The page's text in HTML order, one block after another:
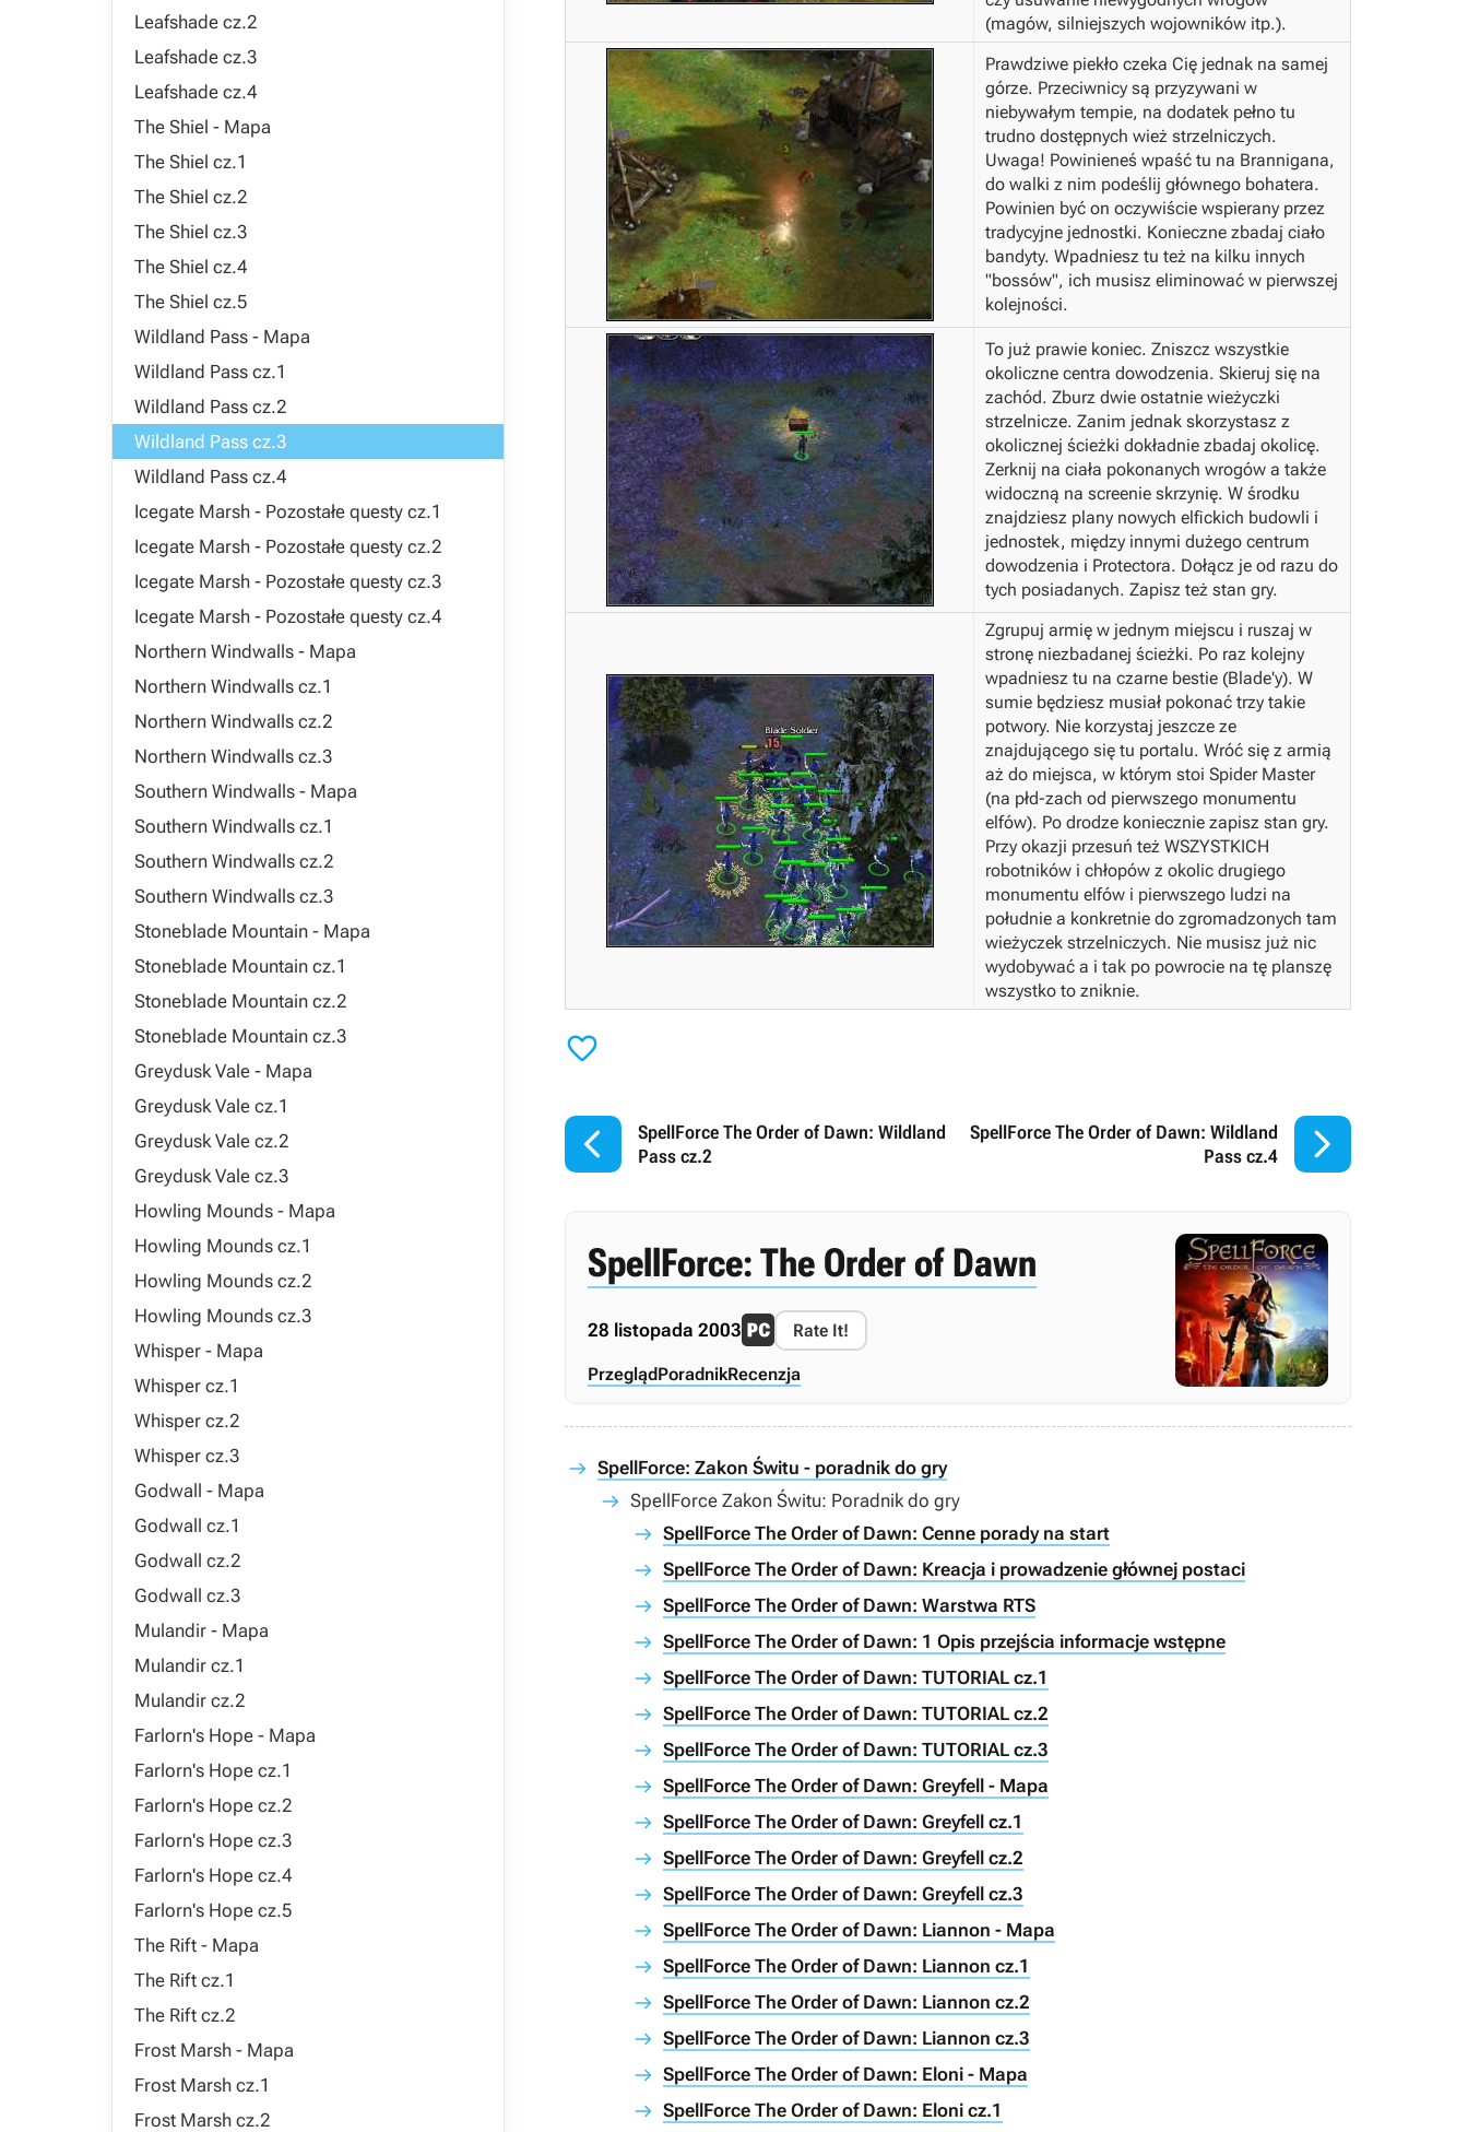
Leafshade cz.2
Leafshade cz.3
Leafshade cz.4
The Shiel - Mapa
The Shiel cz.1
The Shiel cz.2
The Shiel cz.3
The Shiel cz.4
The Shiel cz.5
Wildland Pass - Mapa
Wildland Pass cz.1
Wildland Pass cz.2
Wildland Pass cz.3
Wildland Pass cz.4
Icegate Marsh - Pozostałe questy cz.1
Icegate Marsh - Pozostałe questy cz.2
Icegate Marsh - Pozostałe questy cz.3
Icegate Marsh - Pozostałe questy cz.4
Northern Windwalls - Mapa
Northern Windwalls cz.1
Northern Windwalls cz.2
Northern Windwalls cz.3
Southern Windwalls - Mapa
Southern Windwalls cz.1
Southern Windwalls cz.2
Southern Windwalls cz.3
Stoneblade Mountain - Mapa
Stoneblade Mountain cz.1
Stoneblade Mountain cz.2
Stoneblade Mountain cz.3
Greydusk Vale - Mapa
Greydusk Vale cz.1
Greydusk Vale cz.2
Greydusk Vale cz.3
Howling Mounds - Mapa
Howling Mounds cz.1
Howling Mounds cz.2
Howling Mounds cz.3
Whisper - Mapa
Whisper cz.1
Whisper cz.2
Whisper cz.3
Godwall - Mapa
Godwall cz.1
Godwall cz.2
Godwall cz.3
Mulandir - Mapa
Mulandir cz.1
Mulandir cz.2
Farlorn's Hope - Mapa
Farlorn's Hope cz.1
Farlorn's Hope cz.2
Farlorn's Hope cz.3
Farlorn's Hope cz.4
Farlorn's Hope cz.5
The Rift - Mapa
The Rift cz.1
The Rift cz.2
Frost Marsh - Mapa
Frost Marsh cz.1
Frost Marsh cz.2
(magów, silniejszych wojowników itp.).
Prawdziwe piekło czeka Cię jednak na samej
górze. Przeciwnicy są przyzywani w
niebywałym tempie, na dodatek pełno tu
trudno dostępnych wież strzelniczych.
Uwaga! Powinieneś wpaść tu na Brannigana,
do walki z nim podeślij głównego bohatera.
Powinien być on oczywiście wspierany przez
tradycyjne jednostki. Konieczne zbadaj ciało
bandyty. Wpadniesz tu też na kilku innych
"bossów", ich musisz eliminować w pierwszej
kolejności.
To już prawie koniec. Zniszcz wszystkie
okoliczne centra dowodzenia. Skieruj się na
zachód. Zburz dwie ostatnie wieżyczki
strzelnicze. Zanim jednak skorzystasz z
okolicznej ścieżki dokładnie zbadaj okolicę.
Zerknij na ciała pokonanych wrogów a także
widoczną na screenie skrzynię. W środku
znajdziesz plany nowych elfickich budowli i
jednostek, między innymi dużego centrum
dowodzenia i Protectora. Dołącz je od razu do
tych posiadanych. Zapisz też stan gry.
Zgrupuj armię w jednym miejscu i ruszaj w
stronę niezbadanej ścieżki. Po raz kolejny
wpadniesz tu na czarne bestie (Blade'y). W
sumie będziesz musiał pokonać trzy takie
potwory. Nie korzystaj jeszcze ze
znajdującego się tu portalu. Wróć się z armią
aż do miejsca, w którym stoi Spider Master
(na płd-zach od pierwszego monumentu
elfów). Po drodze koniecznie zapisz stan gry.
Przy okazji przesuń też WSZYSTKICH
robotników i chłopów z okolic drugiego
monumentu elfów i pierwszego ludzi na
południe a konkretnie do zgromadzonych tam
wieżyczek strzelniczych. Nie musisz już nic
wydobywać a i tak po powrocie na tę planszę
wszystko to zniknie.


SpellForce The Order of Dawn: Wildland
Pass cz.2
SpellForce The Order of Dawn: Wildland
Pass cz.4

SpellForce: The Order of Dawn
28 listopada 2003 Rate It!
PrzeglądPoradnikRecenzja
SpellForce: Zakon Świtu - poradnik do gry
SpellForce Zakon Świtu: Poradnik do gry
SpellForce The Order of Dawn: Cenne porady na start
SpellForce The Order of Dawn: Kreacja i prowadzenie głównej postaci
SpellForce The Order of Dawn: Warstwa RTS
SpellForce The Order of Dawn: 1 Opis przejścia informacje wstępne
SpellForce The Order of Dawn: TUTORIAL cz.1
SpellForce The Order of Dawn: TUTORIAL cz.2
SpellForce The Order of Dawn: TUTORIAL cz.3
SpellForce The Order of Dawn: Greyfell - Mapa
SpellForce The Order of Dawn: Greyfell cz.1
SpellForce The Order of Dawn: Greyfell cz.2
SpellForce The Order of Dawn: Greyfell cz.3
SpellForce The Order of Dawn: Liannon - Mapa
SpellForce The Order of Dawn: Liannon cz.1
SpellForce The Order of Dawn: Liannon cz.2
SpellForce The Order of Dawn: Liannon cz.3
SpellForce The Order of Dawn: Eloni - Mapa
SpellForce The Order of Dawn: Eloni cz.1